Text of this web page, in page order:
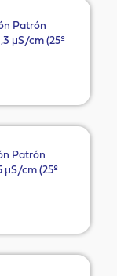
Patrón
μS/cm (25º
Patrón
μS/cm (25º